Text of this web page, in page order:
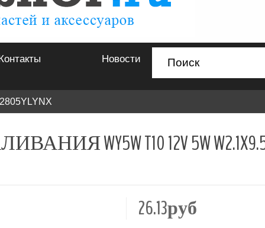
Новости
WY5W T10 12V 5W W2.1X9.5D
26.13руб